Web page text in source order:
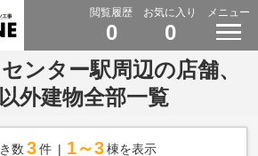
閲覧履歴
0
お気に入り
0
メニュー
ンター駅周辺の店舗、
外建物全部一覧
数 3 件 1～3 棟を表示